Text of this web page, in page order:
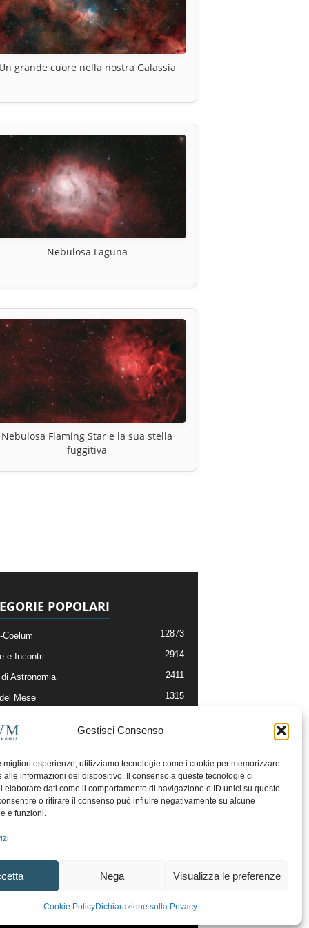
Gestisci Consenso
migliori esperienze, utilizziamo tecnologie come i cookie per memorizzare
alle informazioni del dispositivo. Il consenso a queste tecnologie ci
elaborare dati come il comportamento di navigazione o ID unici su questo
o ritirare il consenso può influire negativamente su alcune
e funzioni.
Nega Visualizza le preferenze
Cookie PolicyDichiarazione sulla Privacy
grande cuore nella nostra Galassia
Nebulosa Laguna
Nebulosa Flaming Star e la sua stella
fuggitiva
POPOLARI
Coelum 12873
e Incontri 2914
Astronomia 2411
Mese 1315
e Risorse On-Line
della Redazione